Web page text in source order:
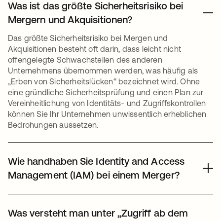
Was ist das größte Sicherheitsrisiko bei
Mergern und Akquisitionen?
Das größte Sicherheitsrisiko bei Mergen und
Akquisitionen besteht oft darin, dass leicht nicht
offengelegte Schwachstellen des anderen
Unternehmens übernommen werden, was häufig als
„Erben von Sicherheitslücken“ bezeichnet wird. Ohne
eine gründliche Sicherheitsprüfung und einen Plan zur
Vereinheitlichung von Identitäts- und Zugriffskontrollen
können Sie Ihr Unternehmen unwissentlich erheblichen
Bedrohungen aussetzen.
Wie handhaben Sie Identity and Access
Management (IAM) bei einem Merger?
IAM-Strategie erforderlich. Der erste Schritt besteht
Was versteht man unter „Zugriff ab dem